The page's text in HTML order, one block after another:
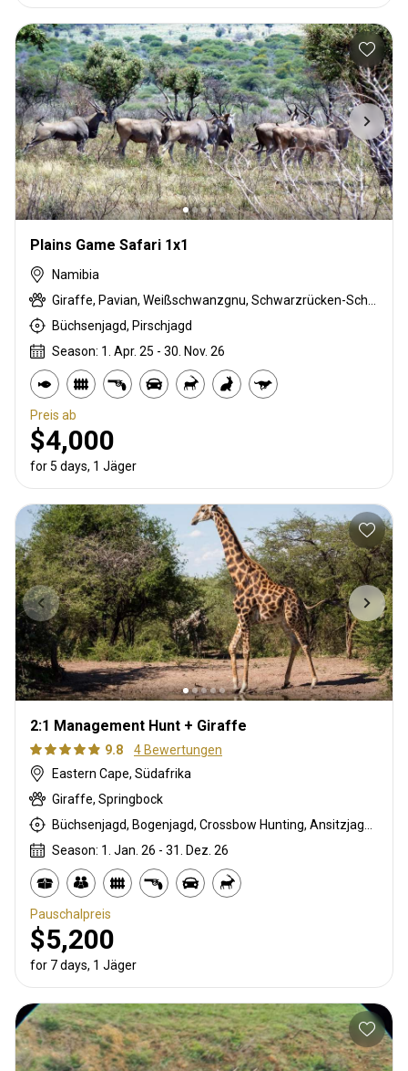
Plains Game Safari 1x1
Namibia
Büchsenjagd, Pirschjagd
Season: 1. Apr. 25 - 30. Nov. 26
Preis ab
$4,000
for 5 days, 1 Jäger
2:1 Management Hunt + Giraffe
9.8
4 Bewertungen
Eastern Cape, Südafrika
Giraffe, Springbock
Büchsenjagd, Bogenjagd, Crossbow Hunting, Ansitzjagd, Tarnjagd, Selektionsjagd, Pirschjagd
Season: 1. Jan. 26 - 31. Dez. 26
Pauschalpreis
$5,200
for 7 days, 1 Jäger